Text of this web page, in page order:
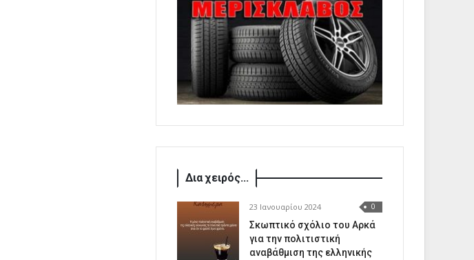
Δια χειρός...
23 Ιανουαρίου 2024 0
Σκωπτικό σχόλιο του Αρκά
για την πολιτιστική
αναβάθμιση της ελληνικής